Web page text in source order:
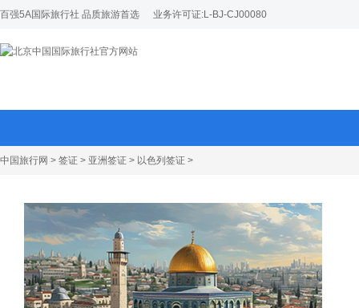
百强5A国际旅行社 品质旅游首选 业务许可证:L-BJ-CJ00080
中国旅行网 > 签证 > 亚洲签证 > 以色列签证 >